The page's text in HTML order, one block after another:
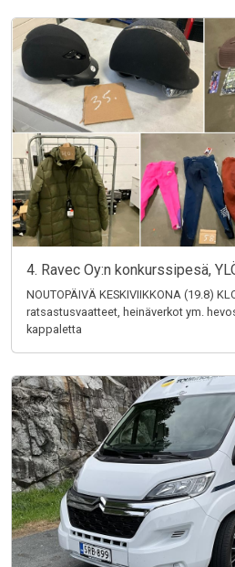
4. Ravec Oy:n konkurssipesä,
NOUTOPÄIVÄ KESKIVIIKKONA (19.8)
ratsastusvaatteet, heinäverkot ym.
kappaletta